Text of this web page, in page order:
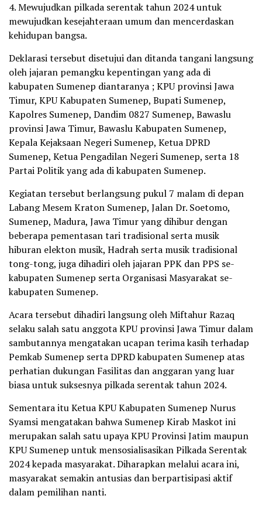
4. Mewujudkan pilkada serentak tahun 2024 untuk
mewujudkan kesejahteraan umum dan mencerdaskan
kehidupan bangsa.
Deklarasi tersebut disetujui dan ditanda tangani langsung
oleh jajaran pemangku kepentingan yang ada di
kabupaten Sumenep diantaranya ; KPU provinsi Jawa
Timur, KPU Kabupaten Sumenep, Bupati Sumenep,
Kapolres Sumenep, Dandim 0827 Sumenep, Bawaslu
provinsi Jawa Timur, Bawaslu Kabupaten Sumenep,
Kepala Kejaksaan Negeri Sumenep, Ketua DPRD
Sumenep, Ketua Pengadilan Negeri Sumenep, serta 18
Partai Politik yang ada di kabupaten Sumenep.
Kegiatan tersebut berlangsung pukul 7 malam di depan
Labang Mesem Kraton Sumenep, Jalan Dr. Soetomo,
Sumenep, Madura, Jawa Timur yang dihibur dengan
beberapa pementasan tari tradisional serta musik
hiburan elekton musik, Hadrah serta musik tradisional
tong-tong, juga dihadiri oleh jajaran PPK dan PPS se-
kabupaten Sumenep serta Organisasi Masyarakat se-
kabupaten Sumenep.
Acara tersebut dihadiri langsung oleh Miftahur Razaq
selaku salah satu anggota KPU provinsi Jawa Timur dalam
sambutannya mengatakan ucapan terima kasih terhadap
Pemkab Sumenep serta DPRD kabupaten Sumenep atas
perhatian dukungan Fasilitas dan anggaran yang luar
biasa untuk suksesnya pilkada serentak tahun 2024.
Sementara itu Ketua KPU Kabupaten Sumenep Nurus
Syamsi mengatakan bahwa Sumenep Kirab Maskot ini
merupakan salah satu upaya KPU Provinsi Jatim maupun
KPU Sumenep untuk mensosialisasikan Pilkada Serentak
2024 kepada masyarakat. Diharapkan melalui acara ini,
masyarakat semakin antusias dan berpartisipasi aktif
dalam pemilihan nanti.